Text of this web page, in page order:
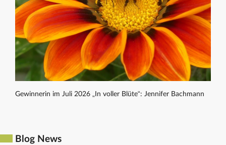
Gewinnerin im Juli 2026 „In voller Blüte“: Jennifer Bachmann
Blog News